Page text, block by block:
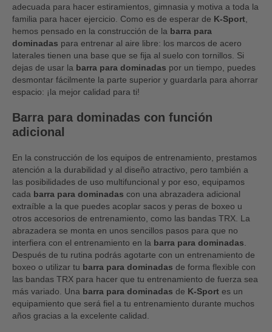
adecuada para hacer estiramientos, gimnasia y motiva a toda la
familia para hacer ejercicio. Como es de esperar de K-Sport
hemos pensado en la construcción de la barra para
dominadas para entrenar al aire libre: los marcos de acero
laterales tienen una base que se fija al suelo con tornillos. Si
dejas de usar la barra para dominadas por un tiempo, puedes
desmontar fácilmente la parte superior y guardarla para ahorrar
espacio: ¡la mejor calidad para ti!
Barra para dominadas con función
adicional
En la construcción de los equipos de entrenamiento, prestamos
atención a la durabilidad y al diseño atractivo, pero también a
las posibilidades de uso multifuncional y por eso, equipamos
cada barra para dominadas con una abrazadera adicional
extraíble a la que puedes acoplar sacos y peras de boxeo u
otros accesorios de entrenamiento, como las bandas TRX. La
abrazadera se monta en unos sencillos pasos para que no
interfiera con el entrenamiento en la barra para dominadas
Después de tu rutina podrás agotarte con un entrenamiento de
boxeo o utilizar tu barra para dominadas de forma flexible con
las bandas TRX para hacer que tu entrenamiento de fuerza sea
más variado. Una barra para dominadas de K-Sport es un
equipamiento que será fiel a tu entrenamiento durante muchos
años gracias a la excelente calidad.